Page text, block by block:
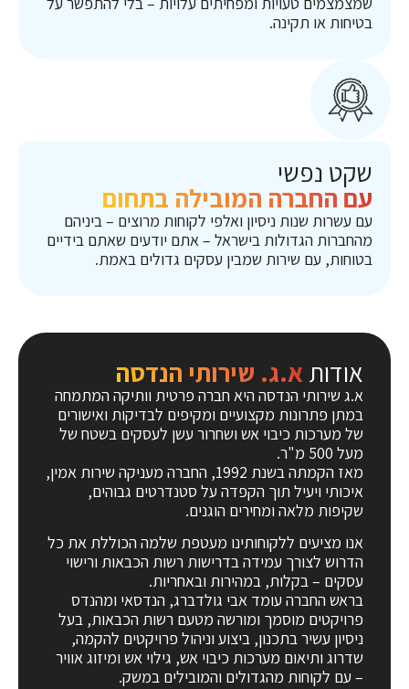
בטיחות או תקינה.
שקט נפשי
עם החברה המובילה בתחום
עם עשרות שנות ניסיון ואלפי לקוחות מרוצים – ביניהם
מהחברות הגדולות בישראל – אתם יודעים שאתם בידיים
בטוחות, עם שירות שמבין עסקים גדולים באמת.
אודותא.ג. שירותי הנדסה
א.ג שירותי הנדסה היא חברה פרטית וותיקה המתמחה
במתן פתרונות מקצועיים ומקיפים לבדיקות ואישורים
של מערכות כיבוי אש ושחרור עשן לעסקים בשטח של
מעל 500 מ"ר.
מאז הקמתה בשנת 1992, החברה מעניקה שירות אמין,
איכותי ויעיל תוך הקפדה על סטנדרטים גבוהים,
שקיפות מלאה ומחירים הוגנים.
אנו מציעים ללקוחותינו מעטפת שלמה הכוללת את כל
הדרוש לצורך עמידה בדרישות רשות הכבאות ורישוי
עסקים – בקלות, במהירות ובאחריות.
בראש החברה עומד אבי גולדברג, הנדסאי ומהנדס
פרויקטים מוסמך ומורשה מטעם רשות הכבאות, בעל
ניסיון עשיר בתכנון, ביצוע וניהול פרויקטים להקמה,
שדרוג ותיאום מערכות כיבוי אש, גילוי אש ומיזוג אוויר
– עם לקוחות מהגדולים והמובילים במשק.